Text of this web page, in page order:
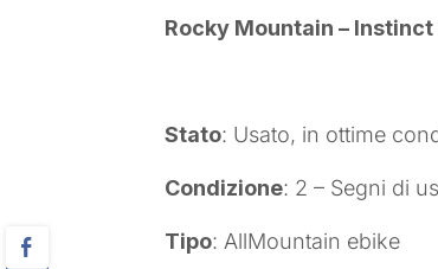
Rocky Mountain –
Stato: Usato, in ottime
Condizione: 2 – Segni di
Tipo: AllMountain ebike